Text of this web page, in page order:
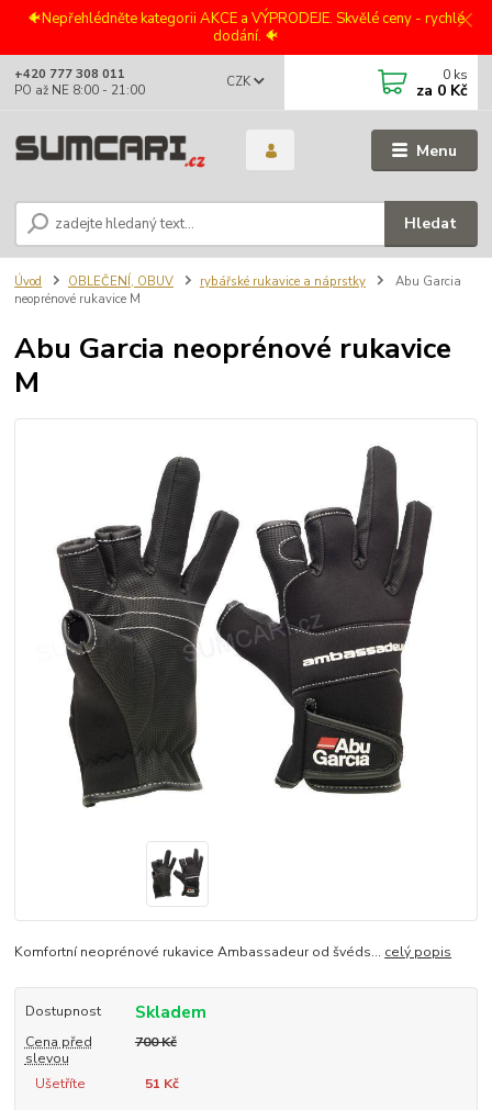
🐠Nepřehlédněte kategorii AKCE a VÝPRODEJE. Skvělé ceny - rychlé
dodání. 🐠
Menu
CZK
Hledat
+420 777 308 011
PO až NE 8:00 - 21:00
0 ks
za 0 Kč
Úvod OBLEČENÍ, OBUV rybářské rukavice a náprstky
Abu Garcia
neoprénové rukavice M
Abu Garcia neoprénové rukavice
M
Komfortní neoprénové rukavice Ambassadeur od švéds... celý popis
Dostupnost Skladem
Cena před
slevou
700 Kč
Ušetříte 51 Kč